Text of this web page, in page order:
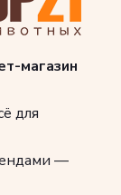
магазин
для
—